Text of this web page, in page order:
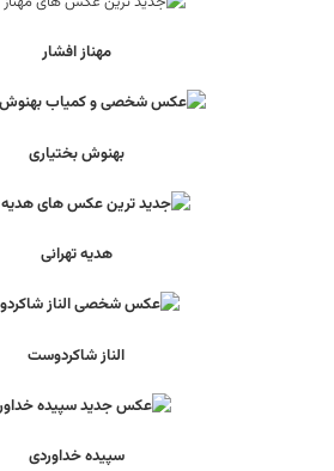
مهناز افشار
بهنوش بختیاری
هدیه تهرانی
الناز شاکردوست
سپیده خداوردی